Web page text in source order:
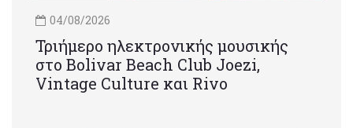
04/08/2026
Τριήμερο ηλεκτρονικής μουσικής
στο Bolivar Beach Club Joezi,
Vintage Culture και Rivo